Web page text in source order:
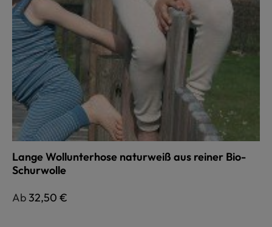
Lange Wollunterhose naturweiß aus reiner Bio-
Schurwolle
Regulärer Preis:
Ab32,50 €